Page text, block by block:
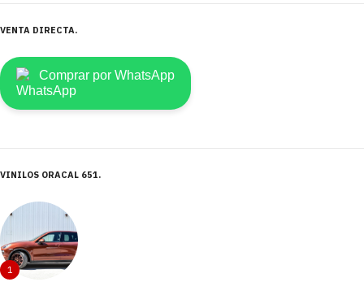
VENTA DIRECTA
Comprar por WhatsApp
VINILOS ORACAL 651
1